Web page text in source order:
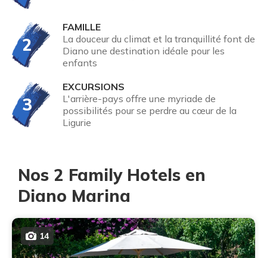
2
FAMILLE
La douceur du climat et la tranquillité font de
Diano une destination idéale pour les
enfants
3
EXCURSIONS
L'arrière-pays offre une myriade de
possibilités pour se perdre au cœur de la
Ligurie
Nos 2 Family Hotels en
Diano Marina
14